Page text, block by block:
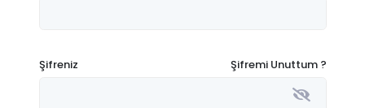
Şifreniz Şifremi Unuttum ?